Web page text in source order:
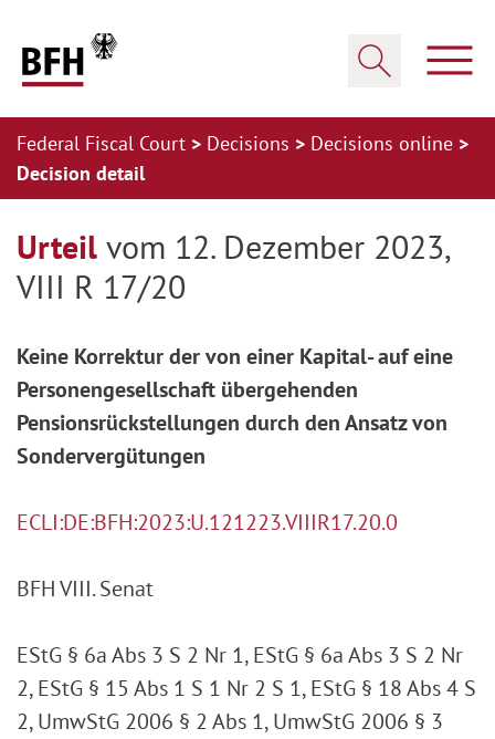
Federal Fiscal Court Decisions
Decisions online
Decision detail
Urteil vom 12. Dezember 2023,
VIII R 17/20
Keine Korrektur der von einer Kapital- auf eine
Personengesellschaft übergehenden
Pensionsrückstellungen durch den Ansatz von
Sondervergütungen
ECLI:DE:BFH:2023:U.121223.VIIIR17.20.0
BFH VIII. Senat
EStG § 6a Abs 3 S 2 Nr 1, EStG § 6a Abs 3 S 2 Nr
2, EStG § 15 Abs 1 S 1 Nr 2 S 1, EStG § 18 Abs 4 S
2, UmwStG 2006 § 2 Abs 1, UmwStG 2006 § 3